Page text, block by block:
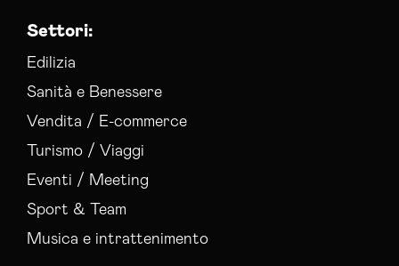
Settori:
Edilizia
Sanità e Benessere
Vendita / E-commerce
Turismo / Viaggi
Eventi / Meeting
Sport & Team
Musica e intrattenimento